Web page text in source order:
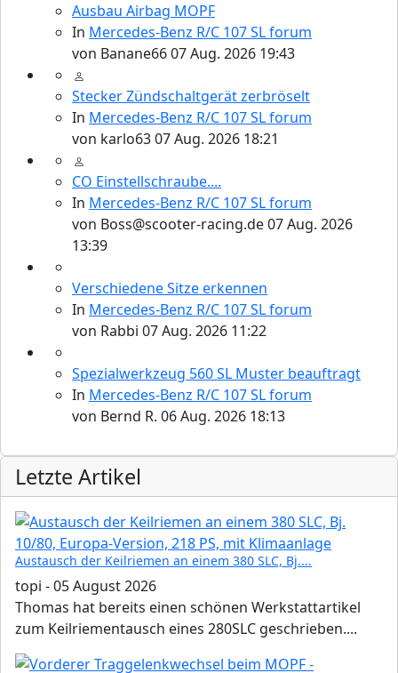
SL und SLC in jeder Farbe sehen
Please send your pre 82 datacards to Sternzeit-107
Find experts around MB 107 SL / SLC
Ausbau Airbag MOPF
In Mercedes-Benz R/C 107 SL forum
von Banane6607 Aug. 2026 19:43
Stecker Zündschaltgerät zerbröselt
In Mercedes-Benz R/C 107 SL forum
von karlo6307 Aug. 2026 18:21
CO Einstellschraube....
In Mercedes-Benz R/C 107 SL forum
von Boss@scooter-racing.de07 Aug. 2026
13:39
Verschiedene Sitze erkennen
In Mercedes-Benz R/C 107 SL forum
von Rabbi 07 Aug. 2026 11:22
Spezialwerkzeug 560 SL Muster beauftragt
In Mercedes-Benz R/C 107 SL forum
von Bernd R. 06 Aug. 2026 18:13
Letzte Artikel
Austausch der Keilriemen an einem 380 SLC, Bj....
topi -05 August 2026
Thomas hat bereits einen schönen Werkstattartikel
zum Keilriementausch eines 280SLC geschrieben....